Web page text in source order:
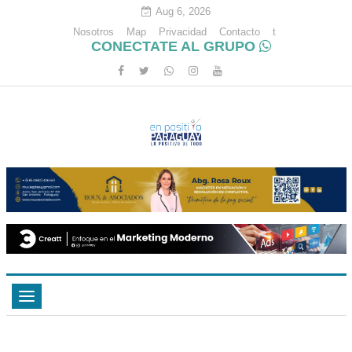
Aug 6, 2026
Nosotros
Map Privacidad Contacto t
CONECTATE AL GRUPO
Toggle
navigation